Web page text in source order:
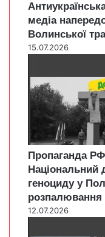
медіа
Волинської
15.07.2026
Пропаганда
Національний
геноциду у
розпалювання
12.07.2026